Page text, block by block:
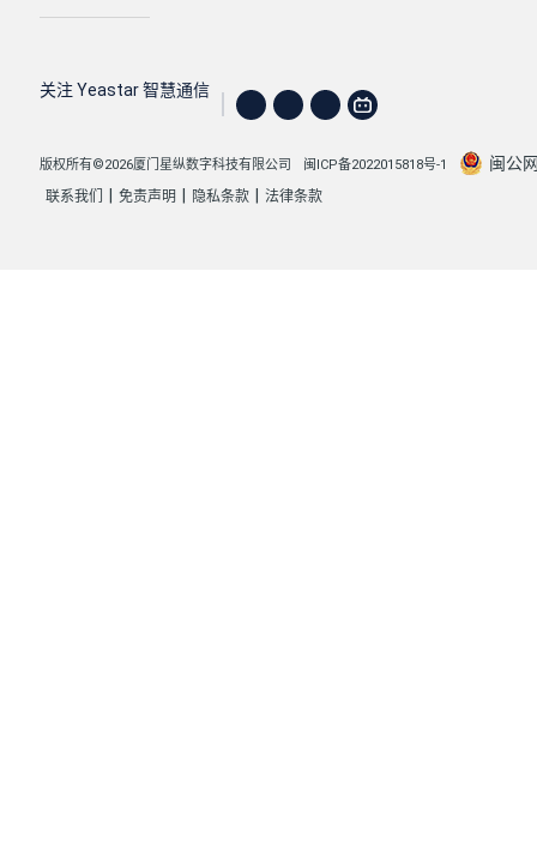
关注 Yeastar 智慧通信
版权所有©2026厦门星纵数字科技有限公司 闽ICP备2022015818号-1 闽公
联系我们 免责声明 隐私条款 法律条款